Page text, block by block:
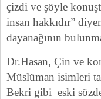
çizdi ve şöyle
insan hakkıdır”
dayanağının
Dr.Hasan, Çin ve
Müslüman isimleri
Bekri gibi eski